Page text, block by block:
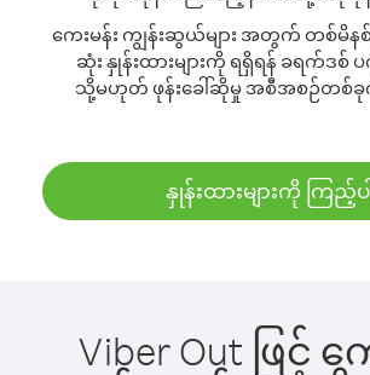
ကေးမန်း ကျွန်းဆွယ်များ အတွက် တစ်မိန
ဆုံး နှုန်းထားများကို ရရှိရန် ခရက်ဒစ် ပ
သို့မဟုတ် ဖုန်းခေါ်ဆိုမှု အစီအစဉ်တစ်ခု
နှုန်းထားများကို ကြည့်ပါ
Viber Out ဖြင့် က